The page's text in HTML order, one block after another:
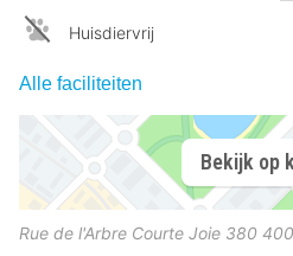
Huisdiervrij
Alle faciliteiten
Bekijk op
Rue de l'Arbre Courte Joie 380